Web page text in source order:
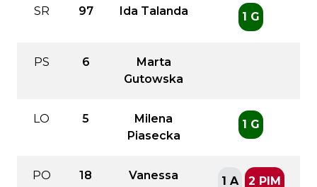
SR 97 Ida Talanda 1 G
PS 6
Marta
Gutowska
LO 5
Milena
Piasecka
1 G
PO 18
Vanessa
1 A 2 PIM